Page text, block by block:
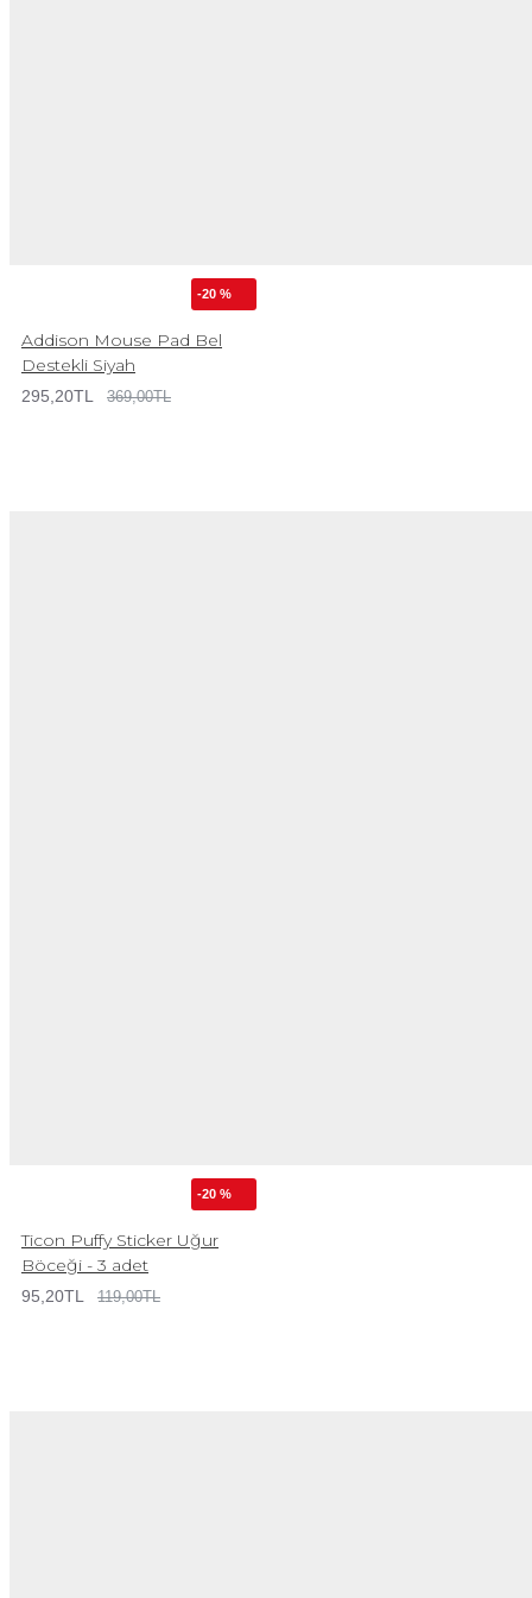
-20 %
Addison Mouse Pad Bel
Destekli Siyah
295,20TL 369,00TL
-20 %
Ticon Puffy Sticker Uğur
Böceği - 3 adet
95,20TL 119,00TL